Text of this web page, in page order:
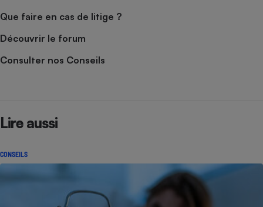
Que faire en cas de litige ?
Découvrir le forum
Consulter nos Conseils
Lire aussi
CONSEILS